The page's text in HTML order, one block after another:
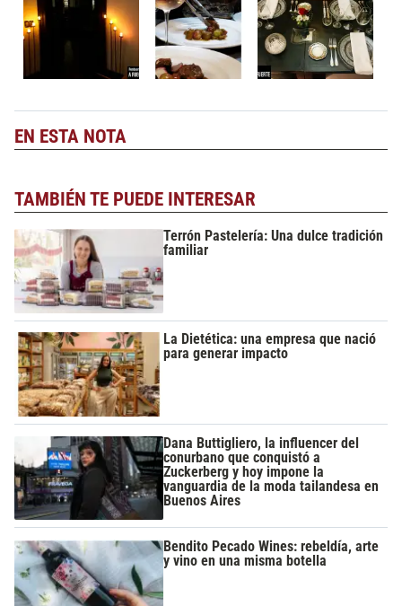
EN ESTA NOTA
TAMBIÉN TE PUEDE INTERESAR
Terrón Pastelería: Una dulce tradición
familiar
La Dietética: una empresa que nació
para generar impacto
Dana Buttigliero, la influencer del
conurbano que conquistó a
Zuckerberg y hoy impone la
vanguardia de la moda tailandesa en
Buenos Aires
Bendito Pecado Wines: rebeldía, arte
y vino en una misma botella